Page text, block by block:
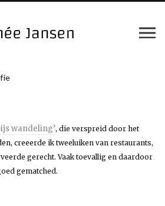
wandeling’, die verspreid door het
creeerde ik tweeluiken van restaurants,
gerecht. Vaak toevallig en daardoor
gematched.